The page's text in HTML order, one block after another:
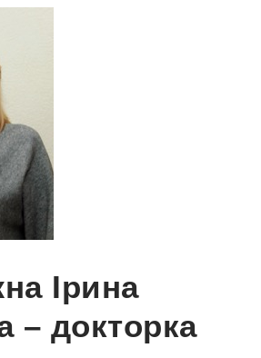
Ірина
– докторка